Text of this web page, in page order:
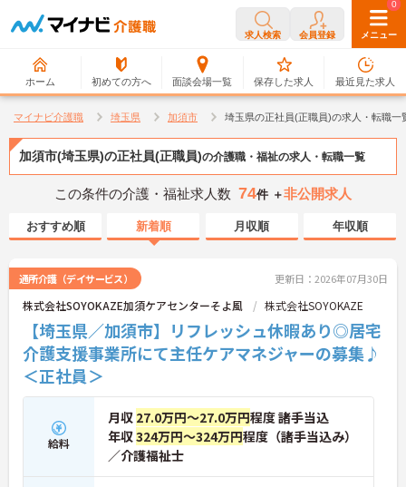
求人検索 会員登録 メニュー
ホーム 初めての方へ 面談会場一覧
0
保存した求人
0
最近見た求人
マイナビ介護職 埼玉県 加須市 埼玉県の正社員(正職員)の求人・転職一
加須市(埼玉県)の正社員(正職員)の介護職・福祉の求人・転職一覧
この条件の介護・福祉求人数 74件 ＋非公開求人
おすすめ順 新着順 月収順 年収順
通所介護（デイサービス） 更新日：2026年07月30日
株式会社SOYOKAZE加須ケアセンターそよ風 株式会社SOYOKAZE
【埼玉県／加須市】リフレッシュ休暇あり◎居宅
介護支援事業所にて主任ケアマネジャーの募集♪
＜正社員＞
給料
月収 27.0万円～27.0万円程度 諸手当込
年収324万円～324万円程度（諸手当込み）
／介護福祉士